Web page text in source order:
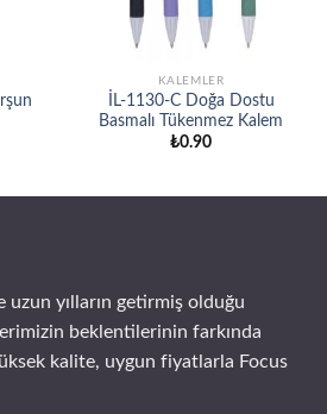
KALEMLER
İL-1130-C Doğa Dostu
Basmalı Tükenmez Kalem
₺0.90
uzun yılların getirmiş olduğu
beklentilerinin farkında
kalite, uygun fiyatlarla Focus